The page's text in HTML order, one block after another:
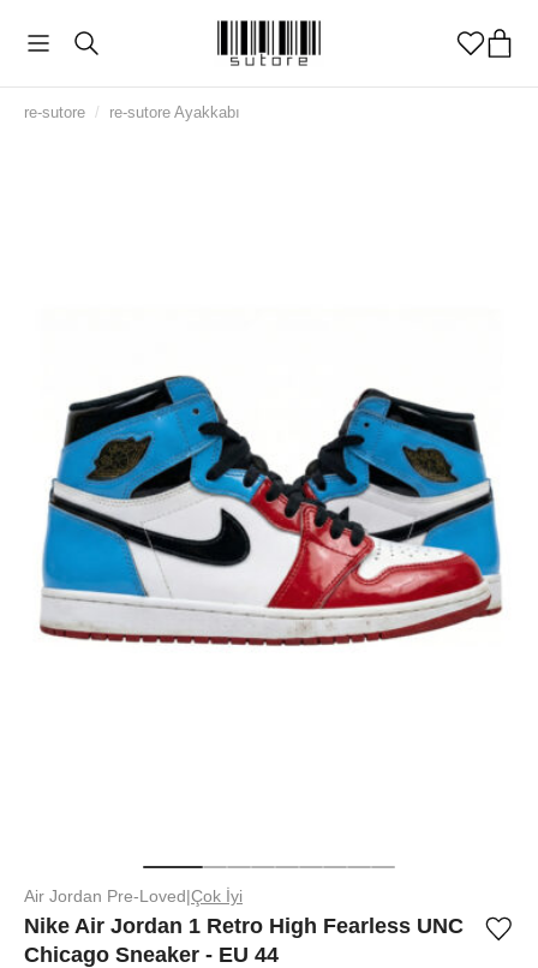
re-sutore / re-sutore Ayakkabı
Air Jordan Pre-Loved Çok İyi
Nike Air Jordan 1 Retro High Fearless UNC
Chicago Sneaker - EU 44